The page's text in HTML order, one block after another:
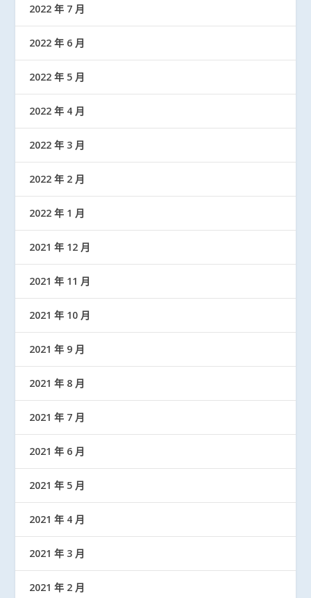
2022 年 7 月
2022 年 6 月
2022 年 5 月
2022 年 4 月
2022 年 3 月
2022 年 2 月
2022 年 1 月
2021 年 12 月
2021 年 11 月
2021 年 10 月
2021 年 9 月
2021 年 8 月
2021 年 7 月
2021 年 6 月
2021 年 5 月
2021 年 4 月
2021 年 3 月
2021 年 2 月